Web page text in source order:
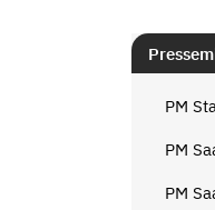
PM
PM
PM